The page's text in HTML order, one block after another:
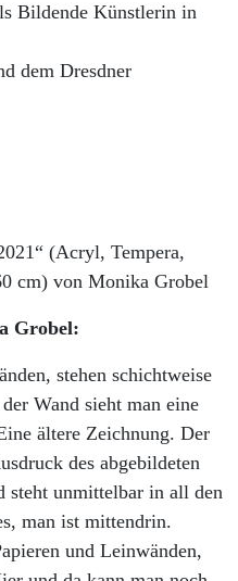
Bildende Künstlerin in
dem Dresdner
(Acryl, Tempera,
cm) von Monika Grobel
Grobel:
stehen schichtweise
Wand sieht man eine
ältere Zeichnung. Der
des abgebildeten
steht unmittelbar in all den
man ist mittendrin.
und Leinwänden,